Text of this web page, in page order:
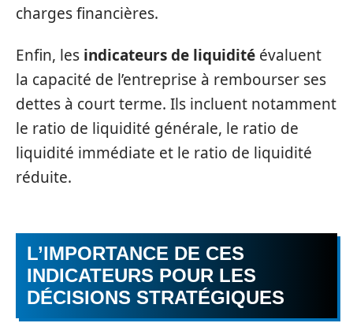
charges financières.
Enfin, les indicateurs de liquidité évaluent
la capacité de l’entreprise à rembourser ses
dettes à court terme. Ils incluent notamment
le ratio de liquidité générale, le ratio de
liquidité immédiate et le ratio de liquidité
réduite.
L’IMPORTANCE DE CES
INDICATEURS POUR LES
DÉCISIONS STRATÉGIQUES